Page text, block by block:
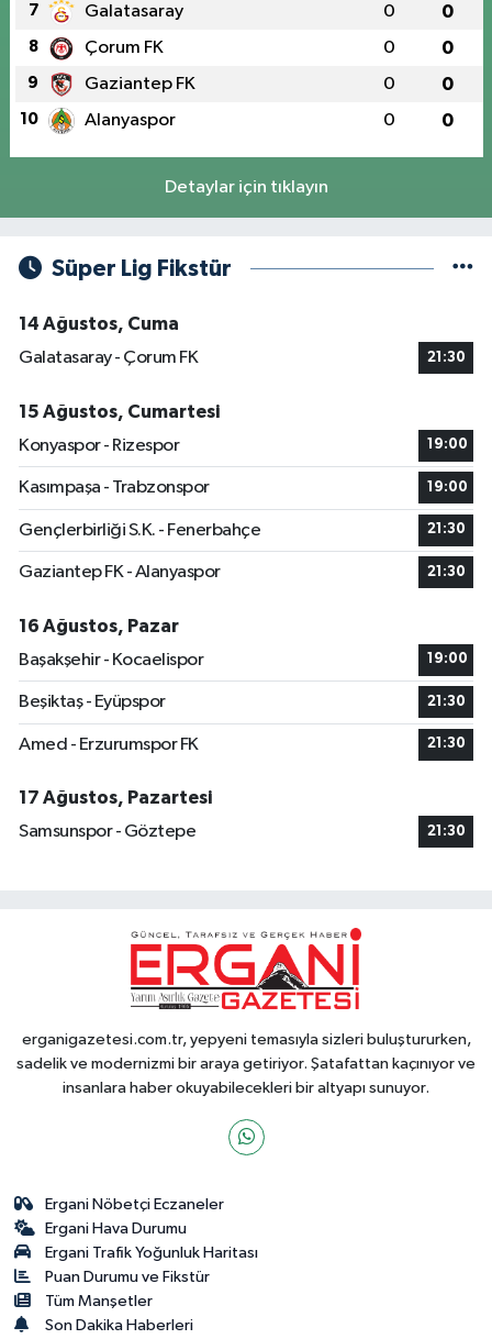
7 Galatasaray 0 0
8 Çorum FK 0 0
9 Gaziantep FK 0 0
10 Alanyaspor 0 0
Detaylar için tıklayın
Süper Lig Fikstür
14 Ağustos, Cuma
Galatasaray - Çorum FK
21:30
15 Ağustos, Cumartesi
Konyaspor - Rizespor
19:00
Kasımpaşa - Trabzonspor 19:00
Gençlerbirliği S.K. - Fenerbahçe 21:30
Gaziantep FK - Alanyaspor 21:30
16 Ağustos, Pazar
Başakşehir - Kocaelispor
19:00
Beşiktaş - Eyüpspor 21:30
Amed - Erzurumspor FK 21:30
17 Ağustos, Pazartesi
Samsunspor - Göztepe
21:30
erganigazetesi.com.tr, yepyeni temasıyla sizleri buluştururken,
sadelik ve modernizmi bir araya getiriyor. Şatafattan kaçınıyor ve
insanlara haber okuyabilecekleri bir altyapı sunuyor.
Ergani Nöbetçi Eczaneler
Ergani Hava Durumu
Ergani Trafik Yoğunluk Haritası
Puan Durumu ve Fikstür
Tüm Manşetler
Son Dakika Haberleri